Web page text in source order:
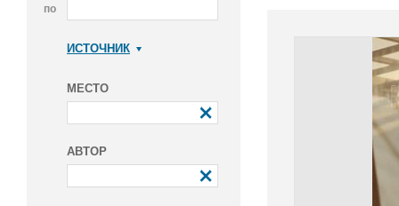
по
ИСТОЧНИК
МЕСТО
АВТОР